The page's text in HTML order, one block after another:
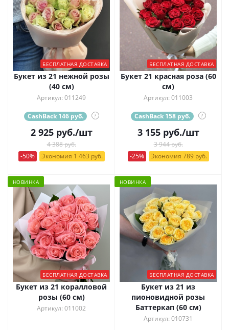
БЕСПЛАТНАЯ ДОСТАВКА
Букет из 21 нежной розы
(40 см)
Артикул: 011249
CashBack 146 руб. ?
2 925руб./шт
4 388 руб.
-50%
Экономия 1 463 руб.
БЕСПЛАТНАЯ ДОСТАВКА
Букет 21 красная роза (60
см)
Артикул: 011003
CashBack 158 руб. ?
3 155руб./шт
3 944 руб.
-25%
Экономия 789 руб.
НОВИНКА
БЕСПЛАТНАЯ ДОСТАВКА
Букет из 21 коралловой
розы (60 см)
Артикул: 011002
НОВИНКА
БЕСПЛАТНАЯ ДОСТАВКА
Букет из 21 из
пионовидной розы
Баттеркап (60 см)
Артикул: 010731